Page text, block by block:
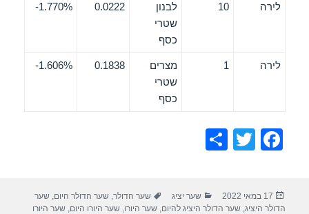
לירה 10
לבנון
שטרי
כסף
0.0222
1.770%-
לירה 1
מצרים
שטרי
כסף
0.1838
1.606%-
F
e
T
er
e
פורסם
בתאריך
17 במאי 2022 קטגוריות
שער יציג תגיות
שער הדולר,שער הדולר היום,שער
הדולר היציג,שער הדולר היציג להיום,שער היורו,שער היורו היום,שער היורו